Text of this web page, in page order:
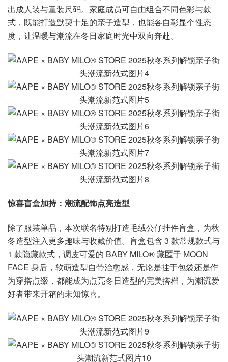
出成人装与童装尺码。家庭成员可自由组合不同色彩与款
式，既能打造默契十足的亲子造型，也能各自彰显个性态
度，让温暖与潮流在冬日家庭时光中双向奔赴。
惊喜盲盒加持：潮流配饰点亮造型
除了服装单品，本次联名特别打造毛绒公仔挂件盲盒，为秋
冬造型注入更多趣味与收藏价值。盲盒包含 3 款常规款式与
1 款隐藏款式，调皮可爱的 BABY MILO® 藏匿于 MOON
FACE 身后，软萌造型自带治愈感，无论是挂于包袋还是作
为穿搭点缀，都能成为点亮冬日造型的完美搭档，为潮流爱
好者带来开箱的未知惊喜。